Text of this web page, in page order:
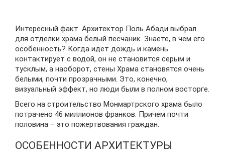
Интересный факт. Архитектор Поль Абади выбрал
для отделки храма белый песчаник. Знаете, в чем его
особенность? Когда идет дождь и камень
контактирует с водой, он не становится серым и
тусклым, а наоборот, стены Храма становятся очень
белыми, почти прозрачными. Это, конечно,
визуальный эффект, но люди были в полном восторге.
Всего на строительство Монмартрского храма было
потрачено 46 миллионов франков. Причем почти
половина – это пожертвования граждан.
ОСОБЕННОСТИ АРХИТЕКТУРЫ